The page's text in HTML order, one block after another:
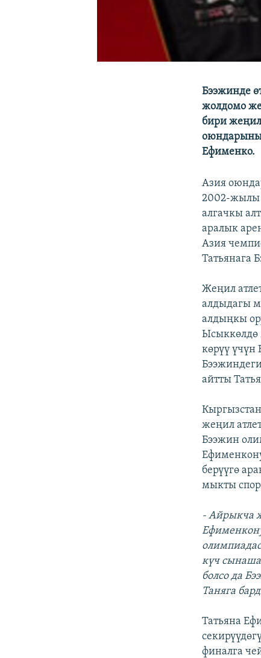
Бээжинде
жолдомо
бири
Ефименко.
Азия
2002-жылы
алгачкы
аралык
Азия
Татьянага
Жеңил
алдыдагы
алдыңкы
Ысыккөлдө
көрүү үчүн
айтты
жеңил
Бээжин
берүүгө
мыкты
- Айрыкча
күч
болсо да
Таняга
Татьяна
финалга